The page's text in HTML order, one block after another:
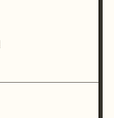
exclusif ->